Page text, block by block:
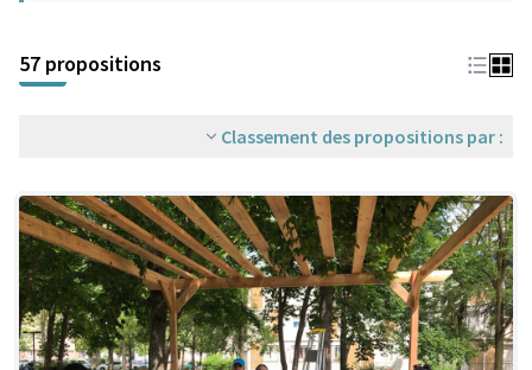
57 propositions
Classement des propositions par :